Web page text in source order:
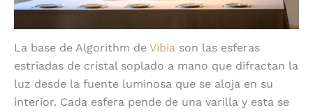
La base de Algorithm de Vibia son las esferas
estriadas de cristal soplado a mano que difractan la
luz desde la fuente luminosa que se aloja en su
interior. Cada esfera pende de una varilla y esta se